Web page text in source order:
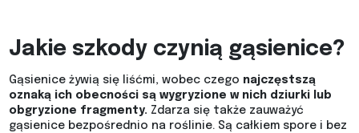
Jakie szkody czynią gąsienice?
Gąsienice żywią się liśćmi, wobec czego najczęstszą
oznaką ich obecności są wygryzione w nich dziurki lub
obgryzione fragmenty. Zdarza się także zauważyć
gąsienice bezpośrednio na roślinie. Są całkiem spore i bez